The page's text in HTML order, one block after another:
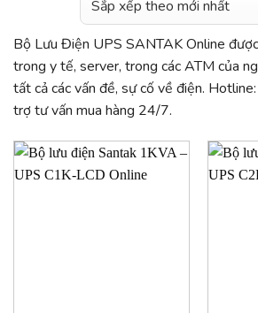
Bộ Lưu Điện UPS SANTAK Online
trong y tế, server, trong các ATM của
tất cả các vấn đề, sự cố về điện.
trợ tư vấn mua hàng 24/7.